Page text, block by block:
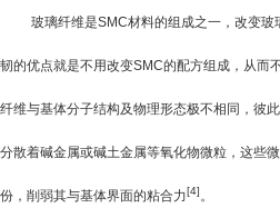
玻璃纤维是SMC材料的组成之一，改变
韧的优点就是不用改变SMC的配方组成，从而
纤维与基体分子结构及物理形态极不相同，彼
分散着碱金属或碱土金属等氧化物微粒，这些
份，削弱其与基体界面的粘合力[4]。